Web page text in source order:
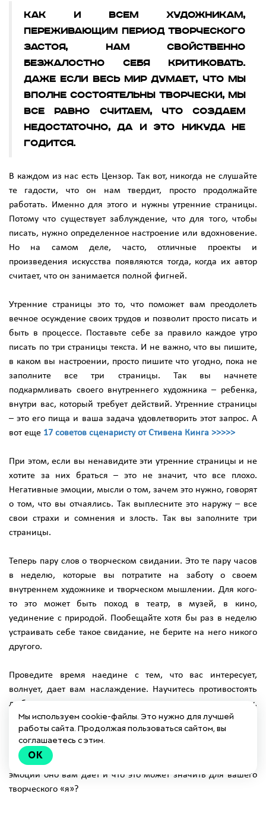
Как и всем художникам,
переживающим период творческого
застоя, нам свойственно
безжалостно себя критиковать.
Даже если весь мир думает, что мы
вполне состоятельны творчески, мы
все равно считаем, что создаем
недостаточно, да и это никуда не
годится.
В каждом из нас есть Цензор. Так вот, никогда не слушайте
те гадости, что он нам твердит, просто продолжайте
работать. Именно для этого и нужны утренние страницы.
Потому что существует заблуждение, что для того, чтобы
писать, нужно определенное настроение или вдохновение.
Но на самом деле, часто, отличные проекты и
произведения искусства появляются тогда, когда их автор
считает, что он занимается полной фигней.
Утренние страницы это то, что поможет вам преодолеть
вечное осуждение своих трудов и позволит просто писать и
быть в процессе. Поставьте себе за правило каждое утро
писать по три страницы текста. И не важно, что вы пишите,
в каком вы настроении, просто пишите что угодно, пока не
заполните все три страницы. Так вы начнете
подкармливать своего внутреннего художника – ребенка,
внутри вас, который требует действий. Утренние страницы
– это его пища и ваша задача удовлетворить этот запрос. А
вот еще 17 советов сценаристу от Стивена Кинга >>>>>
При этом, если вы ненавидите эти утренние страницы и не
хотите за них браться – это не значит, что все плохо.
Негативные эмоции, мысли о том, зачем это нужно, говорят
о том, что вы отчаялись. Так выплесните это наружу – все
свои страхи и сомнения и злость. Так вы заполните три
страницы.
Теперь пару слов о творческом свидании. Это те пару часов
в неделю, которые вы потратите на заботу о своем
внутреннем художнике и творческом мышлении. Для кого-
то это может быть поход в театр, в музей, в кино,
уединение с природой. Пообещайте хотя бы раз в неделю
устраивать себе такое свидание, не берите на него никого
другого.
Проведите время наедине с тем, что вас интересует,
волнует, дает вам наслаждение. Научитесь противостоять
любым возможным вторжением, никаких отговорок,
подумайте о своем внутреннем ребенке и художнике. Пару
часов в неделю вы точно сможете ему уделить.
Идите дальше – анализируйте каждое свидание. Какие
эмоции оно вам дает и что это может значить для вашего
творческого «я»?
Мы используем cookie-файлы. Это нужно для лучшей
работы сайта. Продолжая пользоваться сайтом, вы
соглашаетесь с этим.
OK